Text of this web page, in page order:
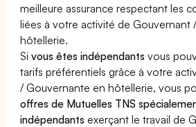
meilleure assurance respectant les
liées à votre activité de Gouvernant
hôtellerie.
Sivous êtes indépendants vous
tarifs préférentiels grâce à votre
/ Gouvernante en hôtellerie, vous
offres de Mutuelles TNS
indépendants exerçant le travail de